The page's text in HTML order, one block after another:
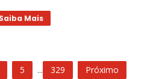
Saiba Mais
5 ... 329 Próximo